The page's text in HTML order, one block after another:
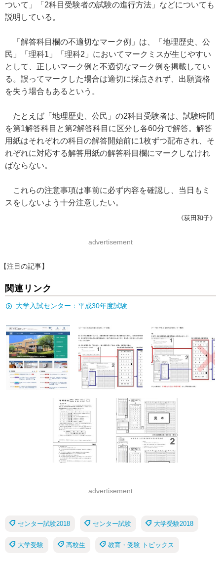
ついて」「2科目受験者の試験の進行方法」などについても
説明している。
「解答科目欄の不適切なマーク例」は、「地理歴史、公
民」「理科1」「理科2」においてマークミスが生じやすい
として、正しいマーク例と不適切なマーク例を掲載してい
る。誤ってマークした場合は適切に採点されず、出願資格
を失う場合もあるという。
たとえば「地理歴史、公民」の2科目受験者は、試験時間
を第1解答科目と第2解答科目に区分し各60分で解答。解答
用紙はそれぞれの科目の解答開始前に1枚ずつ配布され、そ
れぞれに対応する解答用紙の解答科目欄にマークしなけれ
ばならない。
これらの注意事項は事前に必ず内容を確認し、当日もミ
スをしないよう十分注意したい。
《荻田和子》
advertisement
【注目の記事】
関連リンク
大学入試センター：平成30年度試験
advertisement
センター試験2018 センター試験 大学受験2018
大学受験 高校生 教育・受験 トピックス